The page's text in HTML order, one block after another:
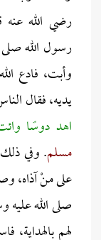
رضي الله
رسول الله
وأبت، فادع
يديه، فقال
اهد دوسًا
مسلم. وفي
على منْ آذاه،
صلى الله عليه
لهم بالهداية،